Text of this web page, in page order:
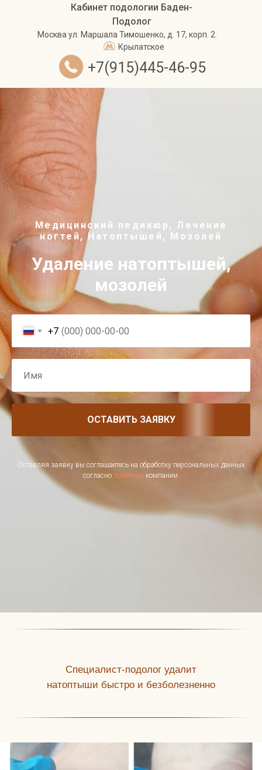
Кабинет подологии Баден-
Подолог
Москва ул. Маршала Тимошенко, д. 17, корп. 2.
Крылатское
+7(915)445-46-95
Медицинский педикюр, Лечение
ногтей, Натоптышей, Мозолей
Удаление натоптышей,
мозолей
+7
ОСТАВИТЬ ЗАЯВКУ
Оставляя заявку вы соглашаетесь на обработку персональных данных
согласно политики компании.
Специалист-подолог удалит
натоптыши быстро и безболезненно